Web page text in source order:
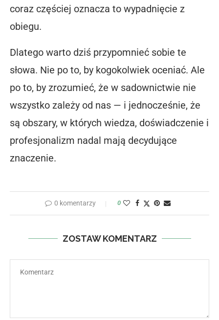
coraz częściej oznacza to wypadnięcie z
obiegu.
Dlatego warto dziś przypomnieć sobie te
słowa. Nie po to, by kogokolwiek oceniać. Ale
po to, by zrozumieć, że w sadownictwie nie
wszystko zależy od nas — i jednocześnie, że
są obszary, w których wiedza, doświadczenie i
profesjonalizm nadal mają decydujące
znaczenie.
0 komentarzy 0
ZOSTAW KOMENTARZ